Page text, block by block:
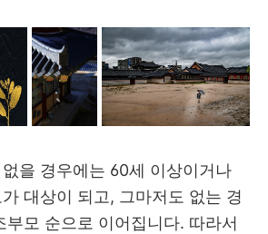
을 경우에는 60세 이상이거나
대상이 되고, 그마저도 없는 경
부모 순으로 이어집니다. 따라서